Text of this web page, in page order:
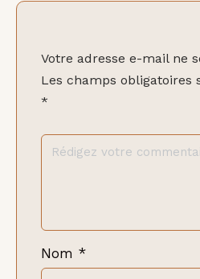
Votre adresse e-mail ne
Les champs obligatoires
*
Nom *